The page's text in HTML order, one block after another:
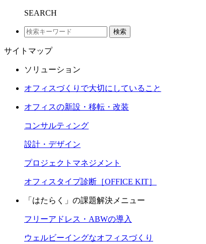
SEARCH
検索
サイトマップ
ソリューション
オフィスづくりで大切にしていること
オフィスの新設・移転・改装
コンサルティング
設計・デザイン
プロジェクトマネジメント
オフィスタイプ診断［OFFICE KIT］
「はたらく」の課題解決メニュー
フリーアドレス・ABWの導入
ウェルビーイングなオフィスづくり